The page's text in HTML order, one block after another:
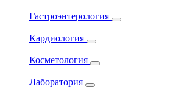
Гастроэнтерология
Кардиология
Косметология
Лаборатория